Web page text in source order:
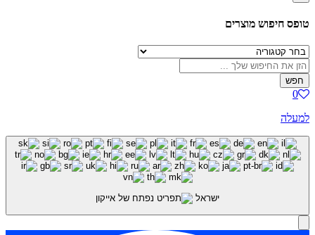
טופס חיפוש מוצרים
חפש
0
למעלה
ישראל